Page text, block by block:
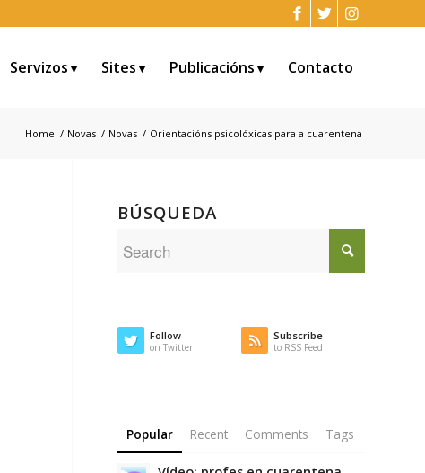
Servizos Sites Publicacións Contacto
Home / Novas / Novas / Orientacións psicolóxicas para a cuarentena
BÚSQUEDA
Follow
on Twitter
Subscribe
to RSS Feed
Popular Recent Comments Tags